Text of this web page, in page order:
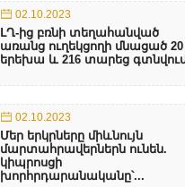
02.10.2023
ԼՂ-ից բռնի տեղահանված
առանց ուղեկցողի մնացած 20
երեխա և 216 տարեց
02.10.2023
Մեր երկրները միևնույն
մարտահրավերներն ունեն.
կիպրոսցի
խորհրդարանականը՝...